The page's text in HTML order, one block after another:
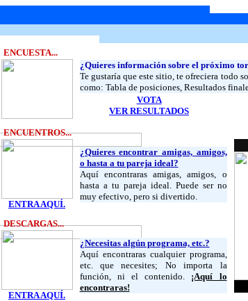
ENCUESTA...
¿Quieres información sobre el próximo
Te gustaría que este sitio, te ofreciera todo
como: Tabla de posiciones, Resultados
VOTA
VER RESULTADOS
ENCUENTROS...
ENTRA AQUÍ.
¿Quieres encontrar amigas, amigos,
o hasta a tu pareja ideal?
Aquí encontraras amigas, amigos, o
hasta a tu pareja ideal. Puede ser no
muy efectivo, pero si divertido.
DESCARGAS...
ENTRA AQUÍ.
¿Necesitas algún programa, etc.?
Aquí encontraras cualquier programa,
etc. que necesites; No importa la
función, ni el contenido. ¡Aquí lo
encontraras!